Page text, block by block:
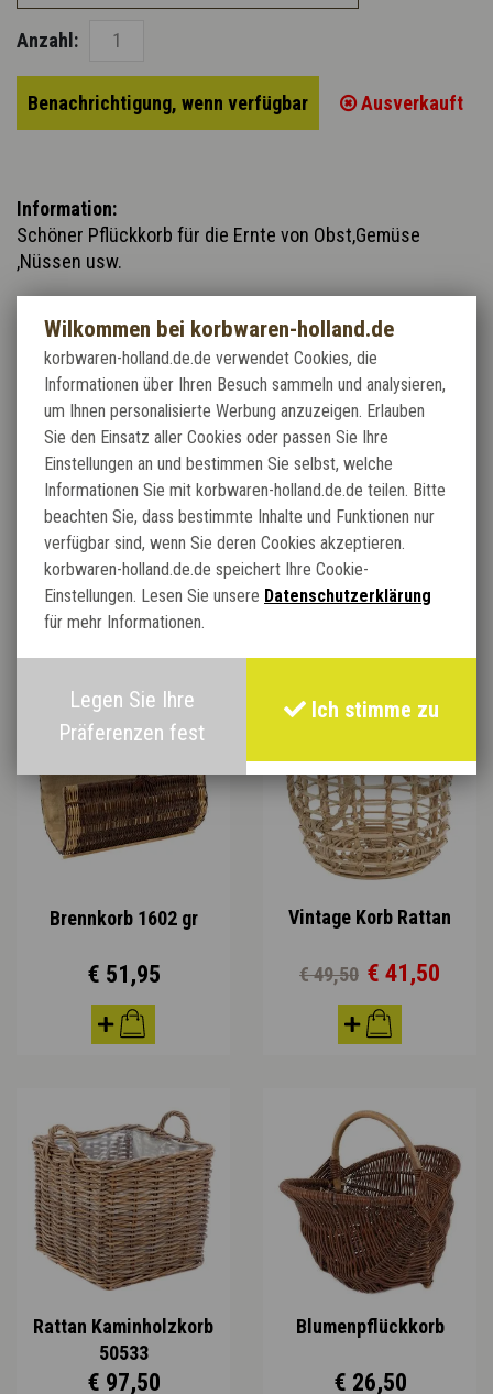
Anzahl:
Benachrichtigung, wenn verfügbar Ausverkauft
Information:
Schöner Pflückkorb für die Ernte von Obst,Gemüse
,Nüssen usw.
In 2 Farben geflochetn, ungeschälte Weide ( braun ) und
geschälte ( weiss) Weide
Verwandte Produkte:
Brennkorb 1602 gr
€ 51,95
TOP ANGEBOT
Vintage Korb Rattan
€ 49,50 € 41,50
Rattan Kaminholzkorb
50533
€ 97,50
Blumenpflückkorb
€ 26,50
Wilkommen bei korbwaren-holland.de
korbwaren-holland.de.de verwendet Cookies, die
Informationen über Ihren Besuch sammeln und analysieren,
um Ihnen personalisierte Werbung anzuzeigen. Erlauben
Sie den Einsatz aller Cookies oder passen Sie Ihre
Einstellungen an und bestimmen Sie selbst, welche
Informationen Sie mit korbwaren-holland.de.de teilen. Bitte
beachten Sie, dass bestimmte Inhalte und Funktionen nur
verfügbar sind, wenn Sie deren Cookies akzeptieren.
korbwaren-holland.de.de speichert Ihre Cookie-
Einstellungen. Lesen Sie unsere Datenschutzerklärung
für mehr Informationen.
Legen Sie Ihre
Präferenzen fest
Ich stimme zu